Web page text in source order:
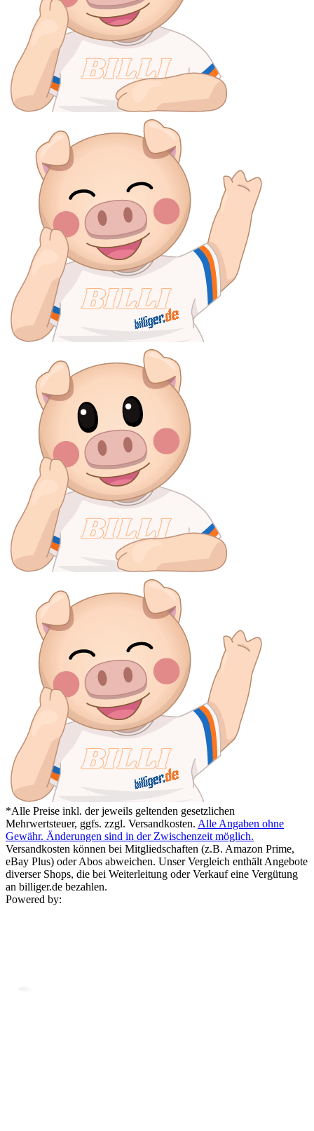
*Alle Preise inkl. der jeweils geltenden gesetzlichen
Mehrwertsteuer, ggfs. zzgl. Versandkosten. Alle Angaben ohne
Gewähr. Änderungen sind in der Zwischenzeit möglich.
Versandkosten können bei Mitgliedschaften (z.B. Amazon Prime,
eBay Plus) oder Abos abweichen. Unser Vergleich enthält Angebote
diverser Shops, die bei Weiterleitung oder Verkauf eine Vergütung
an billiger.de bezahlen.
Powered by: